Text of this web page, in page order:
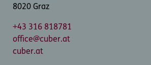
8020 Graz
+43 316 818781
office@cuber.at
cuber.at